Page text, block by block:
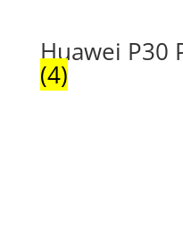
Huawei P30
(4)